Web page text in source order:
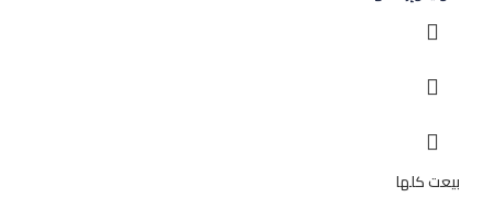
بيعت كلها